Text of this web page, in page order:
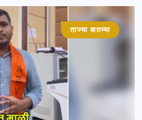
महाराष्ट्र
ताज्या बातम्या